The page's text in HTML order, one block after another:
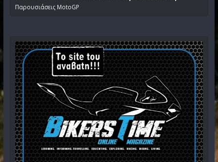
Παρουσιάσεις MotoGP